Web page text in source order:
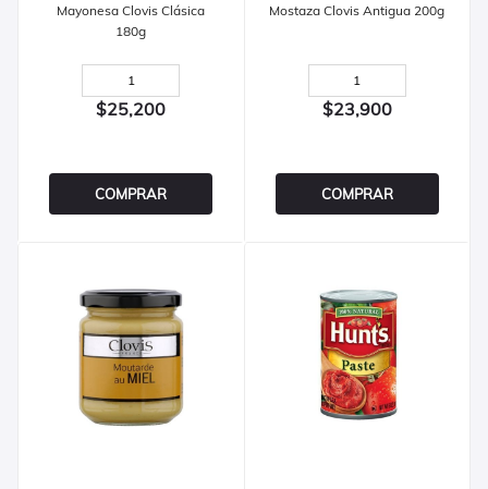
Mayonesa Clovis Clásica
180g
$25,200
COMPRAR
Mostaza Clovis Antigua 200g
$23,900
COMPRAR